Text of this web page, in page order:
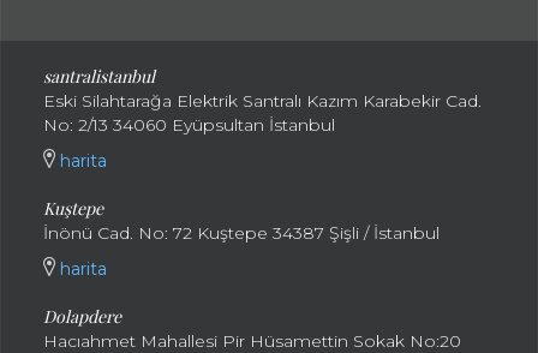
santralistanbul
Eski Silahtarağa Elektrik Santralı Kazım Karabekir Cad.
No: 2/13 34060 Eyüpsultan İstanbul
harita
Kuştepe
İnönü Cad. No: 72 Kuştepe 34387 Şişli / İstanbul
harita
Dolapdere
Hacıahmet Mahallesi Pir Hüsamettin Sokak No:20